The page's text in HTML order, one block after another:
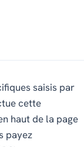
saisis par
cette
haut de la page
payez